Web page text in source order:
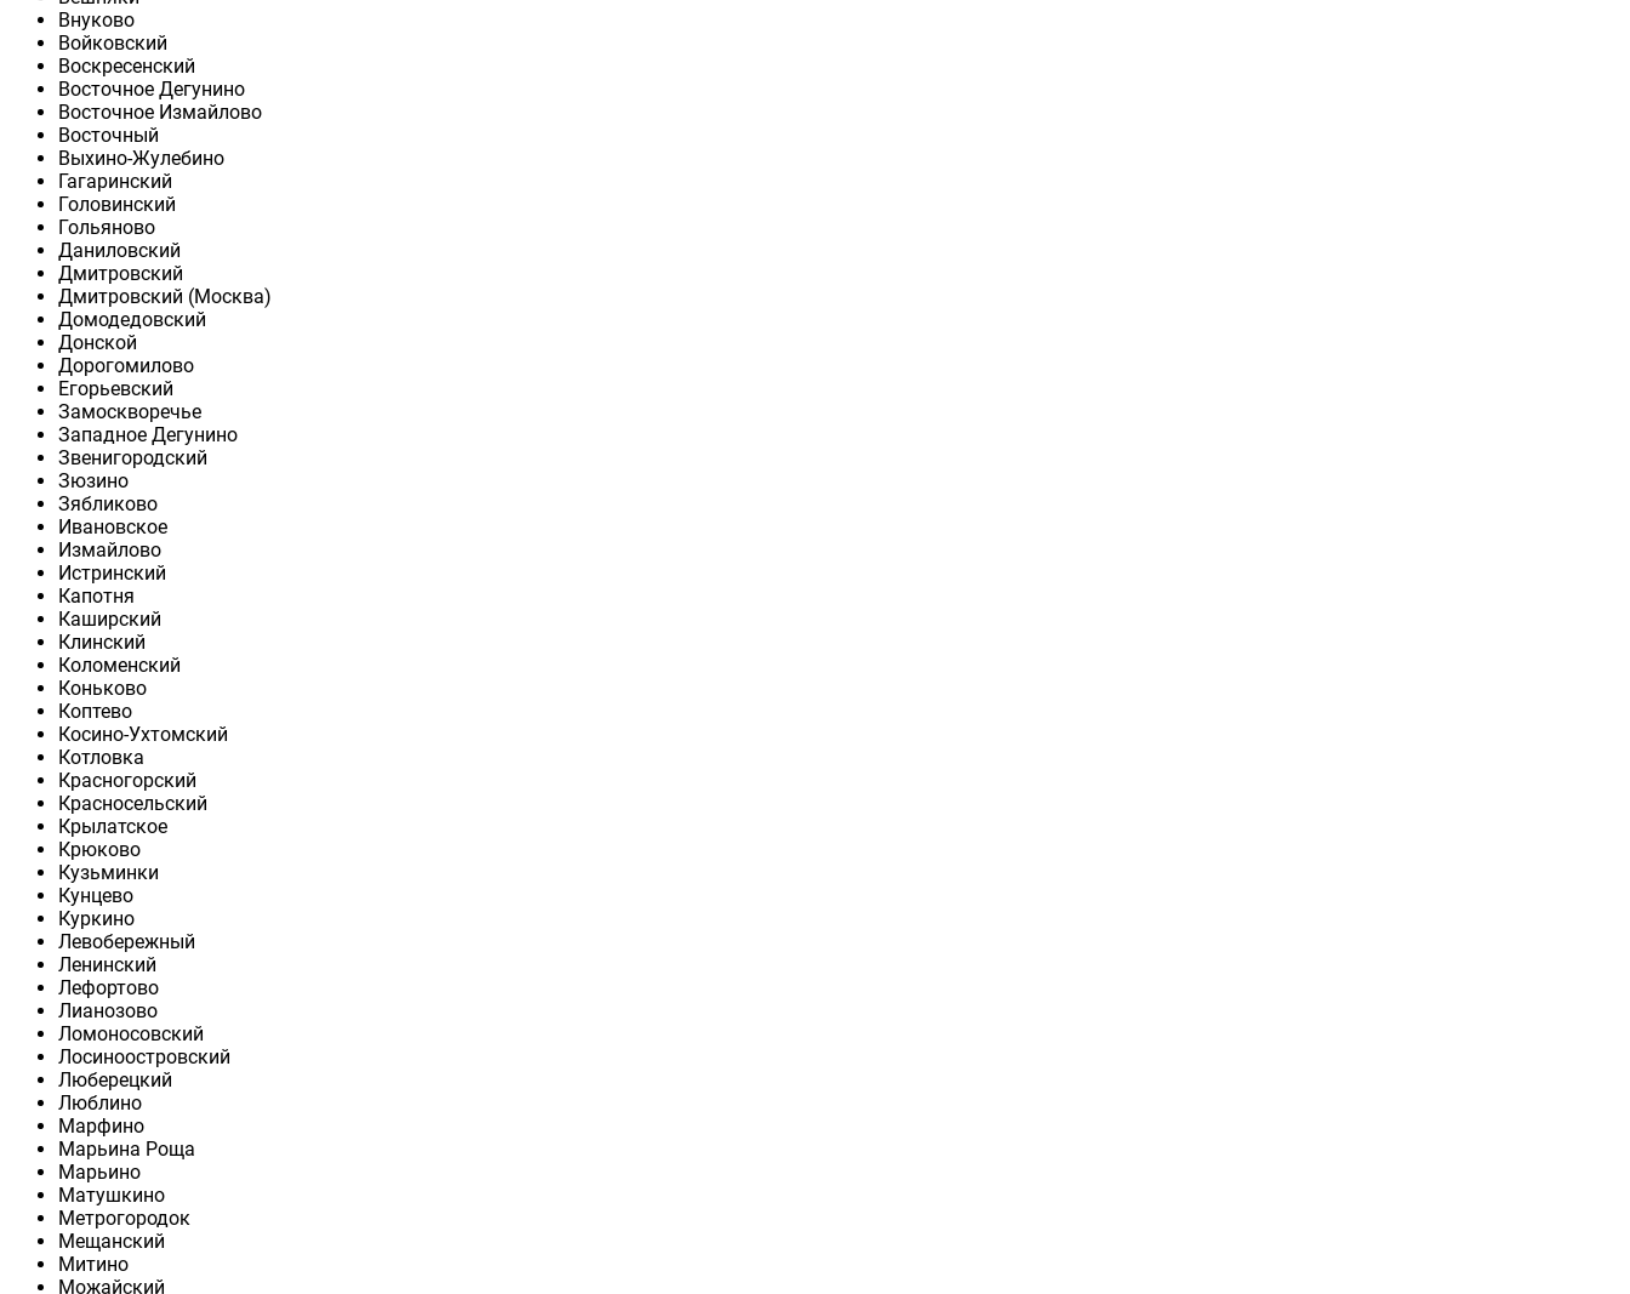
Внуково
Войковский
Воскресенский
Восточное Дегунино
Восточное Измайлово
Восточный
Выхино-Жулебино
Гагаринский
Головинский
Гольяново
Даниловский
Дмитровский
Дмитровский (Москва)
Домодедовский
Донской
Дорогомилово
Егорьевский
Замоскворечье
Западное Дегунино
Звенигородский
Зюзино
Зябликово
Ивановское
Измайлово
Истринский
Капотня
Каширский
Клинский
Коломенский
Коньково
Коптево
Косино-Ухтомский
Котловка
Красногорский
Красносельский
Крылатское
Крюково
Кузьминки
Кунцево
Куркино
Левобережный
Ленинский
Лефортово
Лианозово
Ломоносовский
Лосиноостровский
Люберецкий
Люблино
Марфино
Марьина Роща
Марьино
Матушкино
Метрогородок
Мещанский
Митино
Можайский